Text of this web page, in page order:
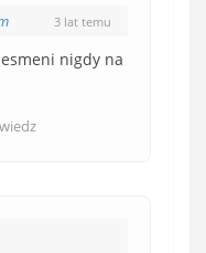
3 lat temu
nigdy na